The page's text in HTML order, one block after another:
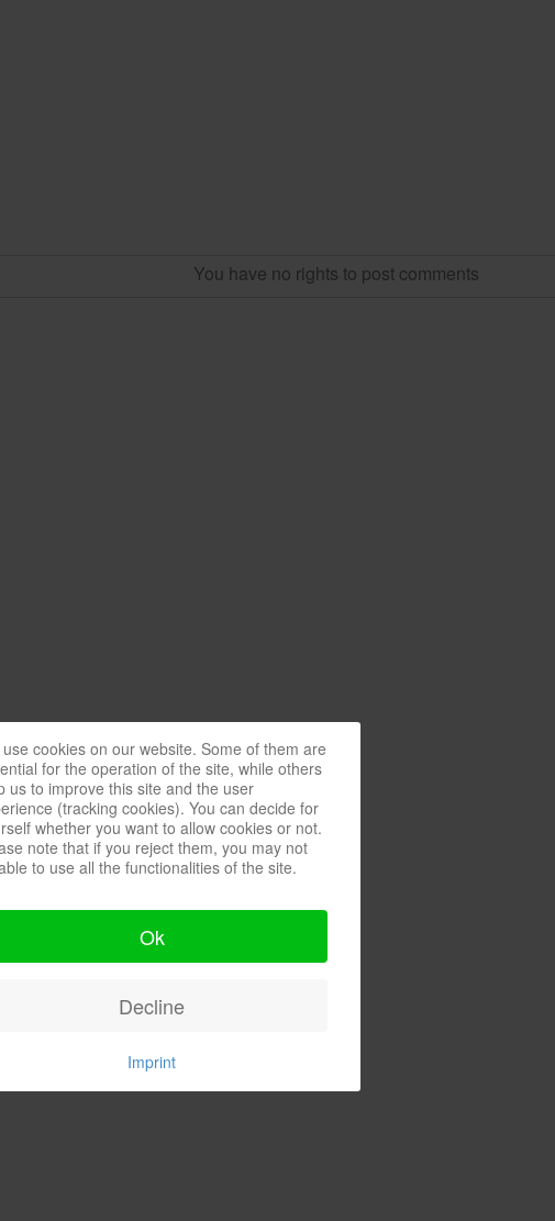
You have no rights to post comments
cookies on our website. Some of them are
for the operation of the site, while others
us to improve this site and the user
(tracking cookies). You can decide for
whether you want to allow cookies or not.
note that if you reject them, you may not
to use all the functionalities of the site.
Ok
Decline
Imprint